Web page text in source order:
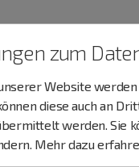
zum
Website
diese auch an
werden. Sie
Mehr dazu